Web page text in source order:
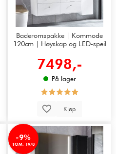
Baderomspakke | Kommode
120cm | Høyskap og LED-speil
7498,-
På lager
Kjøp
-9%
TOM. 19/8